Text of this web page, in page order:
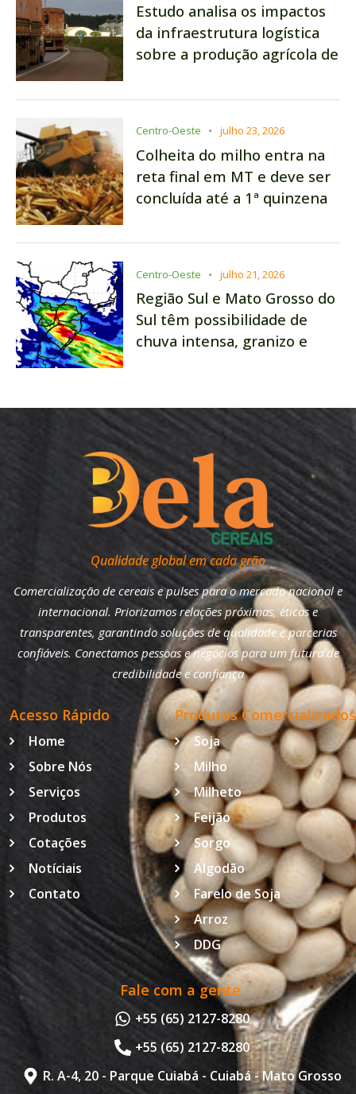
Estudo analisa os impactos
da infraestrutura logística
sobre a produção agrícola de
Centro-Oeste julho 23, 2026
Colheita do milho entra na
reta final em MT e deve ser
concluída até a 1ª quinzena
Centro-Oeste julho 21, 2026
Região Sul e Mato Grosso do
Sul têm possibilidade de
chuva intensa, granizo e
Qualidade global em cada grão
Comercialização de cereais e pulses para o mercado nacional e
internacional. Priorizamos relações próximas, éticas e
transparentes, garantindo soluções de qualidade e parcerias
confiáveis. Conectamos pessoas e negócios para um futuro de
credibilidade e confiança
Acesso Rápido
Home
Sobre Nós
Serviços
Produtos
Cotações
Notíciais
Contato
Produtos Comercializados
Soja
Milho
Milheto
Feijão
Sorgo
Algodão
Farelo de Soja
Arroz
DDG
Fale com a gente
+55 (65) 2127-8280
+55 (65) 2127-8280
R. A-4, 20 - Parque Cuiabá - Cuiabá - Mato Grosso